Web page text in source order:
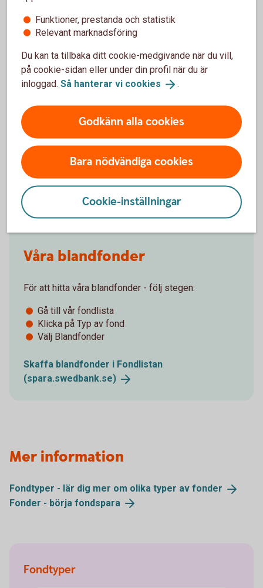
olika risknivå. Aktiedelens innehåll kan variera, men
investeringarna sker alltid i huvudsak i teman kopplade till
megatrender som kommer att få stor påverkan på vårt
Swedbank Robur Selection(aktiellt-swedbank.se)
Våra blandfonder
För att hitta våra blandfonder - följ stegen:
Gå till vår fondlista
Klicka på Typ av fond
Välj Blandfonder
Skaffa blandfonder i Fondlistan
(spara.swedbank.se)
Tips!
Mer information
Fondtyper - lär dig mer om olika typer av fonder
Fonder - börja fondspara
Fondtyper
Funktioner, prestanda och statistik
Relevant marknadsföring
Du kan ta tillbaka ditt cookie-medgivande när du vill,
på cookie-sidan eller under din profil när du är
inloggad. Så hanterar vi cookies .
Godkänn alla cookies
Bara nödvändiga cookies
Cookie-inställningar